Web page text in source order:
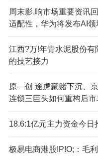
周末影,响市场重要资讯
适配性，华为将发布AI
江西?万!年青水泥股份
的技艺接力
原—创 途虎豪赌下沉、
连锁三巨头如何重构后市
18.6:1亿元主力资金今日
极易电商港股IP!O;：毛